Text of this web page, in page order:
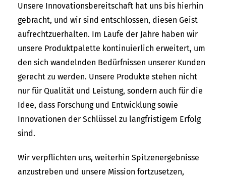
Unsere Innovationsbereitschaft hat uns bis hierhin
gebracht, und wir sind entschlossen, diesen Geist
aufrechtzuerhalten. Im Laufe der Jahre haben wir
unsere Produktpalette kontinuierlich erweitert, um
den sich wandelnden Bedürfnissen unserer Kunden
gerecht zu werden. Unsere Produkte stehen nicht
nur für Qualität und Leistung, sondern auch für die
Idee, dass Forschung und Entwicklung sowie
Innovationen der Schlüssel zu langfristigem Erfolg
sind.
Wir verpflichten uns, weiterhin Spitzenergebnisse
anzustreben und unsere Mission fortzusetzen,